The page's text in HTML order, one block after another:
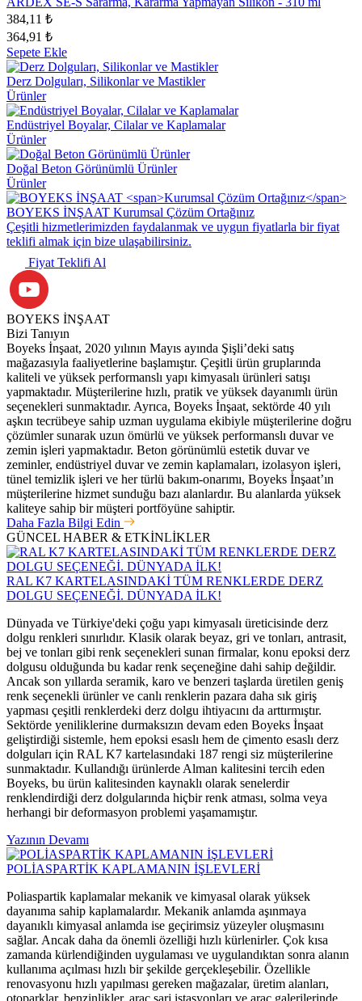
384,11 ₺
364,91 ₺
Sepete Ekle
Derz Dolguları, Silikonlar ve Mastikler
Ürünler
Endüstriyel Boyalar, Cilalar ve Kaplamalar
Ürünler
Doğal Beton Görünümlü Ürünler
Ürünler
BOYEKS İNŞAAT Kurumsal Çözüm Ortağınız
Çeşitli hizmetlerimizden faydalanmak ve uygun fiyatlarla bir fiyat
teklifi almak için bize ulaşabilirsiniz.
Fiyat Teklifi Al
BOYEKS İNŞAAT
Bizi Tanıyın
Boyeks İnşaat, 2020 yılının Mayıs ayında Şişli’deki satış
mağazasıyla faaliyetlerine başlamıştır. Çeşitli ürün gruplarında
kaliteli ve yüksek performanslı yapı kimyasalı ürünleri satışı
yapmaktadır. Müşterilerine hızlı, pratik ve yüksek dayanımlı ürün
seçenekleri sunmaktadır. Ayrıca, Boyeks İnşaat, sektörde 40 yılı
aşkın tecrübeye sahip uzman uygulama ekibiyle müşterilerine doğru
çözümler sunarak uzun ömürlü ve yüksek performanslı duvar ve
zemin işleri yapmaktadır. Beton görünümlü estetik duvar ve
zeminler, endüstriyel duvar ve zemin kaplamaları, izolasyon işleri,
tünel temizlik işleri ve her türlü bakım-onarımı, Boyeks İnşaat’ın
müşterilerine hizmet sunduğu bazı alanlardır. Bu alanlarda yüksek
kaliteye sahip bir müşteri portföyüne sahiptir.
Daha Fazla Bilgi Edin
GÜNCEL HABER & ETKİNLİKLER
RAL K7 KARTELASINDAKİ TÜM RENKLERDE DERZ
DOLGU SEÇENEĞİ. DÜNYADA İLK!
Dünyada ve Türkiye'deki çoğu yapı kimyasalı üreticisinde derz
dolgu renkleri sınırlıdır. Klasik olarak beyaz, gri ve tonları, antrasit,
bej ve tonları gibi renk seçenekleri sunan firmalar, konu epoksi derz
dolgusu olduğunda bu kadar renk seçeneğine dahi sahip değildir.
Ancak son yıllarda seramik, karo ve benzeri taşlarda üretilen geniş
renk seçenekli ürünler ve canlı renklerin pazara daha sık giriş
yapması çeşitli renklerdeki derz dolgu ihtiyacını da arttırmıştır.
Sektörde yeniliklerine durmaksızın devam eden Boyeks İnşaat
geliştirdiği sistemle, hem epoksi esaslı hem de çimento esaslı derz
dolguları için RAL K7 kartelasındaki 187 rengi siz müşterilerine
sunmaktadır. Kullandığı ürünlerde Alman kalitesini tercih eden
Boyeks, bu ürün kalitesinden kaynaklı olarak senelerdir
renklendirdiği derz dolgularında hiçbir renk atması, solma veya
herhangi bir deformasyon problemi yaşamamıştır.
Yazının Devamı
POLİASPARTİK KAPLAMANIN İŞLEVLERİ
Poliaspartik kaplamalar mekanik ve kimyasal olarak yüksek
dayanıma sahip kaplamalardır. Mekanik anlamda aşınmaya
dayanıklı kimyasal anlamda ise geçirimsiz yüzeyler oluşmasını
sağlar. Ancak daha da önemli özelliği hızlı kürlenirler. Çok kısa
zamanda kürlendiğinden uygulaması ve uygulandıktan sonra alanın
kullanıma açılması hızlı bir şekilde gerçekleşebilir. Özellikle
renovasyonu hızlı yapılması gereken mağazalar, üretim alanları,
otoparklar, benzinlikler, araç şarj istasyonları ve araç galerilerinde